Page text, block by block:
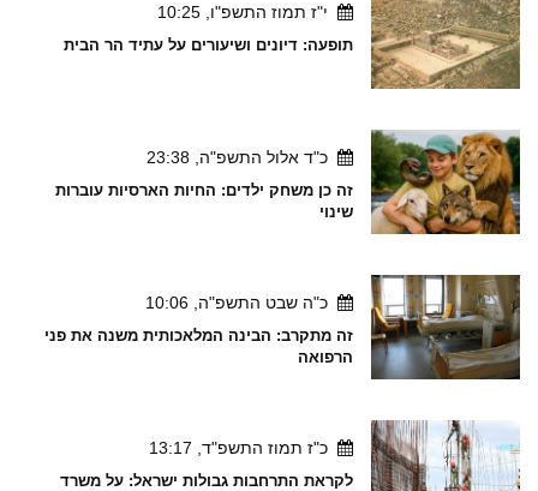
י"ז תמוז התשפ"ו, 10:25
תופעה: דיונים ושיעורים על עתיד הר הבית
כ"ד אלול התשפ"ה, 23:38
זה כן משחק ילדים: החיות הארסיות עוברות
שינוי
כ"ה שבט התשפ"ה, 10:06
זה מתקרב: הבינה המלאכותית משנה את פני
הרפואה
כ"ז תמוז התשפ"ד, 13:17
לקראת התרחבות גבולות ישראל: על משרד